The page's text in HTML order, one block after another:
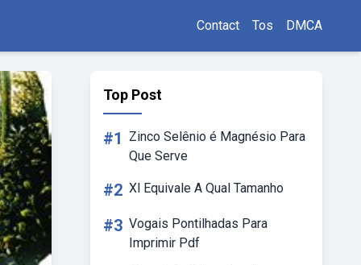
Contact Tos DMCA
Top Post
#1
Zinco Selênio é Magnésio Para
Que Serve
#2 Xl Equivale A Qual Tamanho
#3 Vogais Pontilhadas Para
Imprimir Pdf